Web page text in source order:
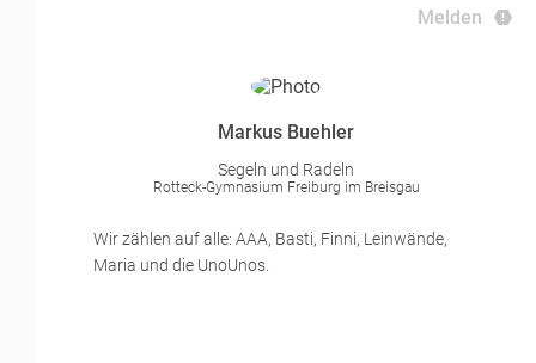
Melden
Markus Buehler
Segeln und Radeln
Rotteck-Gymnasium Freiburg im Breisgau
Wir zählen auf alle: AAA, Basti, Finni, Leinwände,
Maria und die UnoUnos.